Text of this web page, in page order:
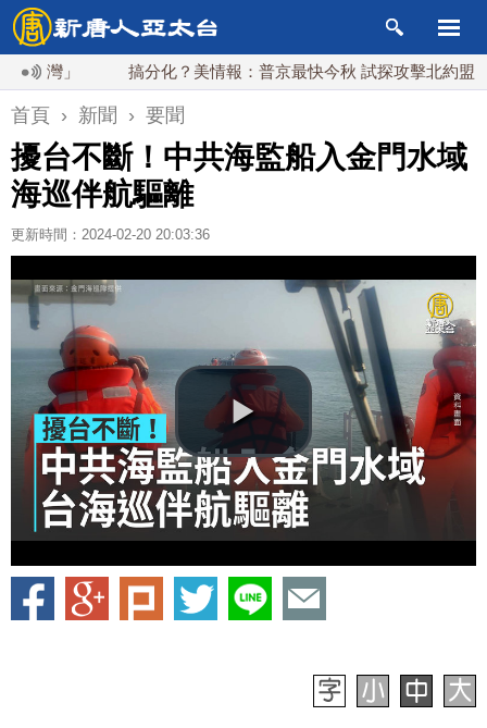
」 搞分化？美情報：普京最快今秋 試探攻擊北約盟國
首頁 › 新聞 › 要聞
擾台不斷！中共海監船入金門水域
海巡伴航驅離
更新時間：2024-02-20 20:03:36